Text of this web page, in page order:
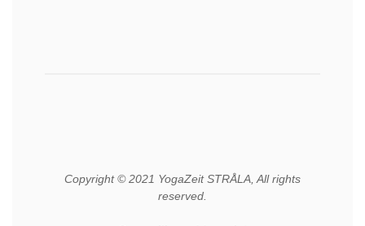
Copyright © 2021 YogaZeit STRÅLA, All rights
reserved.